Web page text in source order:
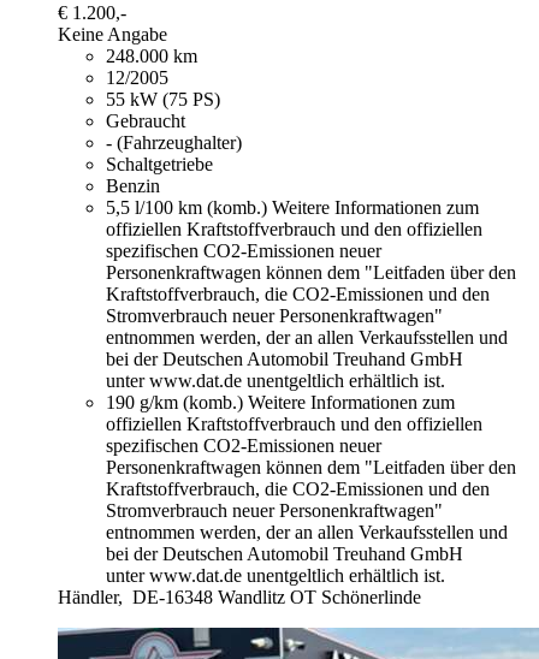
€ 1.200,-
Keine Angabe
248.000 km
12/2005
55 kW (75 PS)
Gebraucht
- (Fahrzeughalter)
Schaltgetriebe
Benzin
5,5 l/100 km (komb.) Weitere Informationen zum
offiziellen Kraftstoffverbrauch und den offiziellen
spezifischen CO2-Emissionen neuer
Personenkraftwagen können dem "Leitfaden über den
Kraftstoffverbrauch, die CO2-Emissionen und den
Stromverbrauch neuer Personenkraftwagen"
entnommen werden, der an allen Verkaufsstellen und
bei der Deutschen Automobil Treuhand GmbH
unter www.dat.de unentgeltlich erhältlich ist.
190 g/km (komb.) Weitere Informationen zum
offiziellen Kraftstoffverbrauch und den offiziellen
spezifischen CO2-Emissionen neuer
Personenkraftwagen können dem "Leitfaden über den
Kraftstoffverbrauch, die CO2-Emissionen und den
Stromverbrauch neuer Personenkraftwagen"
entnommen werden, der an allen Verkaufsstellen und
bei der Deutschen Automobil Treuhand GmbH
unter www.dat.de unentgeltlich erhältlich ist.
Händler, DE-16348 Wandlitz OT Schönerlinde